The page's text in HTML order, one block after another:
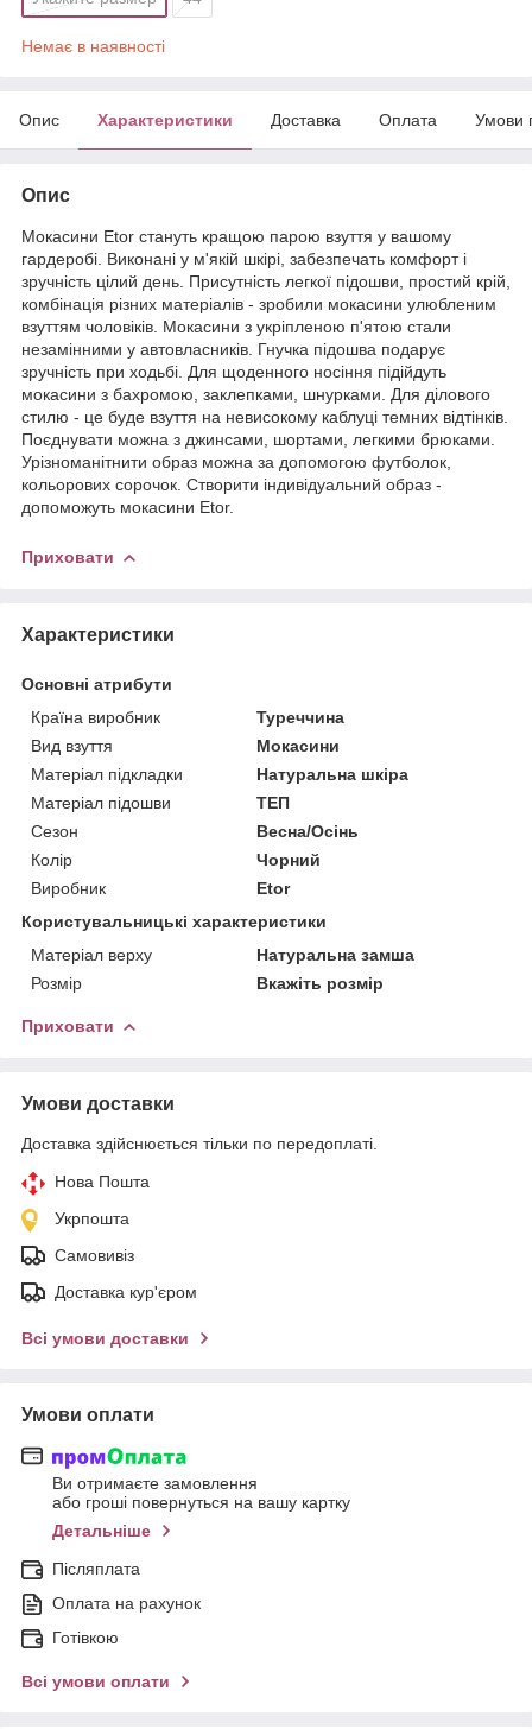
Немає в наявності
Опис Характеристики Доставка Оплата Умови
Опис
Мокасини Etor стануть кращою парою взуття у вашому
гардеробі. Виконані у м'якій шкірі, забезпечать комфорт і
зручність цілий день. Присутність легкої підошви, простий крій,
комбінація різних матеріалів - зробили мокасини улюбленим
взуттям чоловіків. Мокасини з укріпленою п'ятою стали
незамінними у автовласників. Гнучка підошва подарує
зручність при ходьбі. Для щоденного носіння підійдуть
мокасини з бахромою, заклепками, шнурками. Для ділового
стилю - це буде взуття на невисокому каблуці темних відтінків.
Поєднувати можна з джинсами, шортами, легкими брюками.
Урізноманітнити образ можна за допомогою футболок,
кольорових сорочок. Створити індивідуальний образ -
допоможуть мокасини Etor.
Приховати
Характеристики
Основні атрибути
Країна виробник
Туреччина
Вид взуття
Мокасини
Матеріал підкладки
Натуральна шкіра
Матеріал підошви
ТЕП
Сезон
Весна/Осінь
Колір
Чорний
Виробник
Etor
Користувальницькі характеристики
Матеріал верху
Натуральна замша
Розмір
Вкажіть розмір
Приховати
Умови доставки
Доставка здійснюється тільки по передоплаті.
Нова Пошта
Укрпошта
Самовивіз
Доставка кур'єром
Всі умови доставки
Умови оплати
Ви отримаєте замовлення
або гроші повернуться на вашу картку
Детальніше
Післяплата
Оплата на рахунок
Готівкою
Всі умови оплати